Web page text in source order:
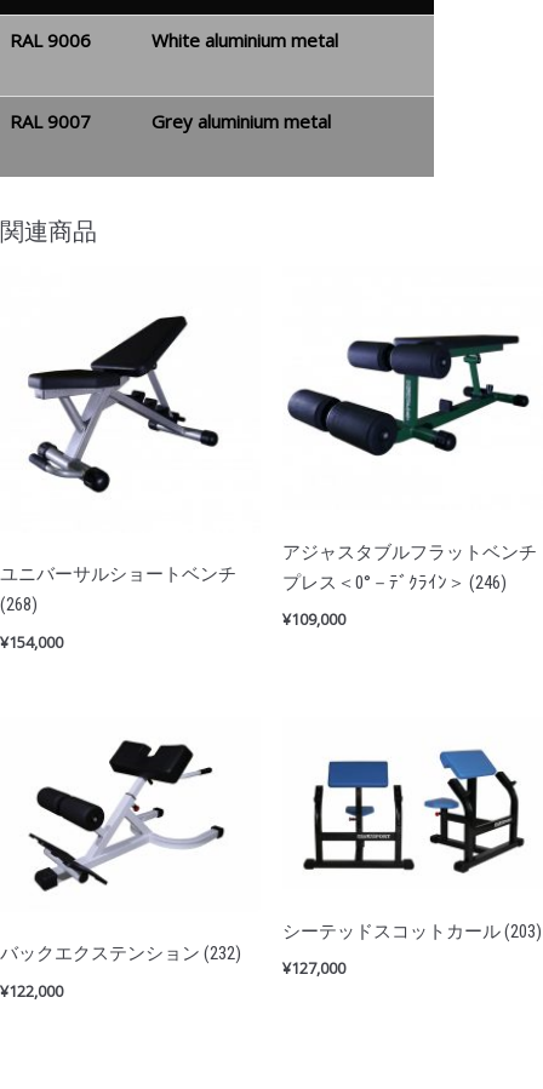
RAL 9006 White aluminium metal
RAL 9007 Grey aluminium metal
関連商品
ユニバーサルショートベンチ
(268)
¥154,000
アジャスタブルフラットベンチ
プレス＜0°－ﾃﾞｸﾗｲﾝ＞ (246)
¥109,000
バックエクステンション (232)
¥122,000
シーテッドスコットカール (203)
¥127,000